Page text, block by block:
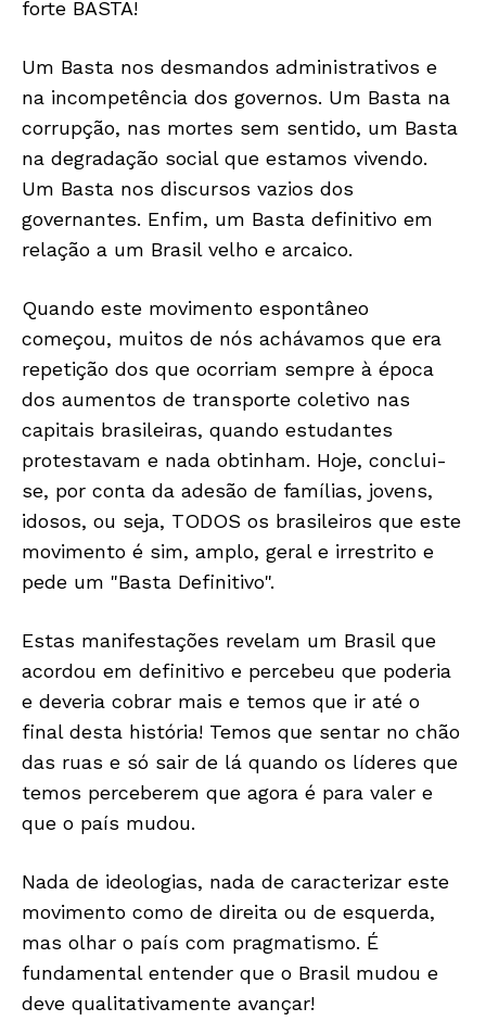
JUNTE-SE NO WHATSAPP
HOME
POLÍTICA
ESPORTES
OPINIÃO
GERAL
EDUCAÇÃO
SAÚDE
AGRONOTÍCIAS
ÚLTIMAS NOTÍCIAS
forte BASTA!
Um Basta nos desmandos administrativos e
na incompetência dos governos. Um Basta na
corrupção, nas mortes sem sentido, um Basta
na degradação social que estamos vivendo.
Um Basta nos discursos vazios dos
governantes. Enfim, um Basta definitivo em
relação a um Brasil velho e arcaico.
Quando este movimento espontâneo
começou, muitos de nós achávamos que era
repetição dos que ocorriam sempre à época
dos aumentos de transporte coletivo nas
capitais brasileiras, quando estudantes
protestavam e nada obtinham. Hoje, conclui-
se, por conta da adesão de famílias, jovens,
idosos, ou seja, TODOS os brasileiros que este
movimento é sim, amplo, geral e irrestrito e
pede um "Basta Definitivo".
Estas manifestações revelam um Brasil que
acordou em definitivo e percebeu que poderia
e deveria cobrar mais e temos que ir até o
final desta história! Temos que sentar no chão
das ruas e só sair de lá quando os líderes que
temos perceberem que agora é para valer e
que o país mudou.
Nada de ideologias, nada de caracterizar este
movimento como de direita ou de esquerda,
mas olhar o país com pragmatismo. É
fundamental entender que o Brasil mudou e
deve qualitativamente avançar!